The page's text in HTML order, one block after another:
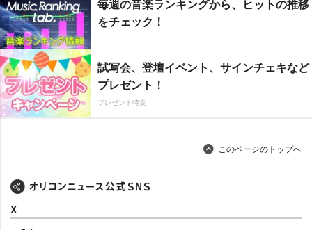
毎週の音楽ランキングから、ヒットの推移
をチェック！
試写会、登壇イベント、サインチェキなど
プレゼント！
プレゼント特集
このページのトップへ
X